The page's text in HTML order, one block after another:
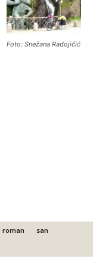
Foto: Snežana Radojičić
roman
san